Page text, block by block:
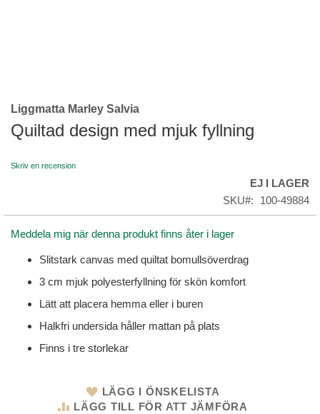
Skip
to
the
of
gallery
Liggmatta Marley Salvia
Quiltad design med mjuk fyllning
Skriv en recension
EJ I LAGER
SKU
100-49884
Meddela mig när denna produkt finns åter i lager
Slitstark canvas med quiltat bomullsöverdrag
3 cm mjuk polyesterfyllning för skön komfort
Lätt att placera hemma eller i buren
Halkfri undersida håller mattan på plats
Finns i tre storlekar
LÄGG I ÖNSKELISTA
LÄGG TILL FÖR ATT JÄMFÖRA